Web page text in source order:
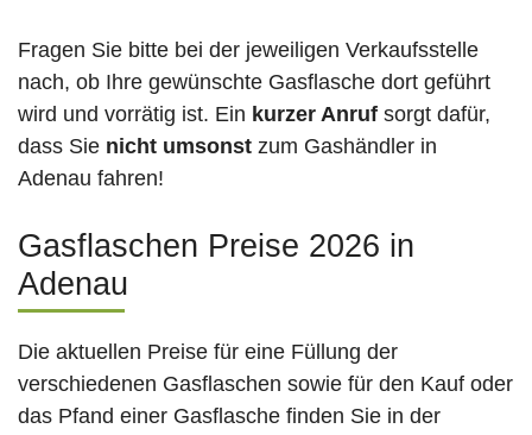
Fragen Sie bitte bei der jeweiligen Verkaufsstelle
nach, ob Ihre gewünschte Gasflasche dort geführt
wird und vorrätig ist. Ein kurzer Anruf sorgt dafür,
dass Sie nicht umsonst zum Gashändler in
Adenau fahren!
Gasflaschen Preise 2026 in
Adenau
Die aktuellen Preise für eine Füllung der
verschiedenen Gasflaschen sowie für den Kauf oder
das Pfand einer Gasflasche finden Sie in der